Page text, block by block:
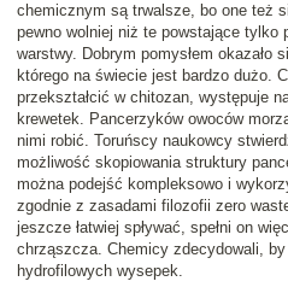
chemicznym są trwalsze, bo one też
pewno wolniej niż te powstające tylko
warstwy. Dobrym pomysłem okazało
którego na świecie jest bardzo dużo.
przekształcić w chitozan, występuje
krewetek. Pancerzyków owoców
nimi robić. Toruńscy naukowcy
możliwość skopiowania struktury
można podejść kompleksowo i
zgodnie z zasadami filozofii zero
jeszcze łatwiej spływać, spełni on
chrząszcza. Chemicy zdecydowali,
hydrofilowych wysepek.